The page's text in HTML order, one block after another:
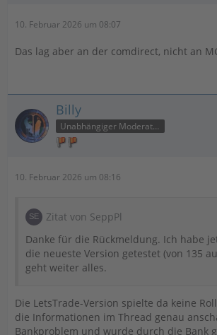
10. Februar 2026 um 08:07
Das lag aber an der comdirect, nicht an
Billy
Unabhängiger Moderator
10. Februar 2026 um 08:16
Zitat von SeppPl
Danke für die Rückmeldung. Ich habe
die neueste Version getestet (von 135
geht weiter alles.
Die LetsTrade-Version spielte da keine
die Informationen im Thread genau
Bankproblem und wurde durch die Bank